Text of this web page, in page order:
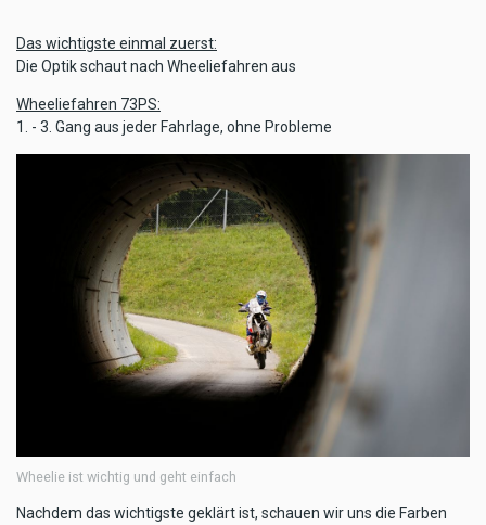
Das wichtigste einmal zuerst:
Die Optik schaut nach Wheeliefahren aus
Wheeliefahren 73PS:
1. - 3. Gang aus jeder Fahrlage, ohne Probleme
Wheelie ist wichtig und geht einfach
Nachdem das wichtigste geklärt ist, schauen wir uns die Farben